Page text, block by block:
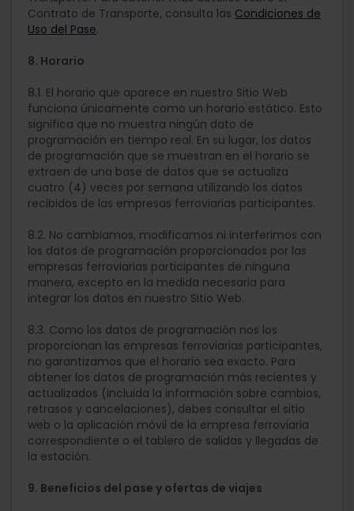
Contrato de Transporte, consulta las Condiciones de
Uso del Pase.
8. Horario
8.1. El horario que aparece en nuestro Sitio Web
funciona únicamente como un horario estático. Esto
significa que no muestra ningún dato de
programación en tiempo real. En su lugar, los datos
de programación que se muestran en el horario se
extraen de una base de datos que se actualiza
cuatro (4) veces por semana utilizando los datos
recibidos de las empresas ferroviarias participantes.
8.2. No cambiamos, modificamos ni interferimos con
los datos de programación proporcionados por las
empresas ferroviarias participantes de ninguna
manera, excepto en la medida necesaria para
integrar los datos en nuestro Sitio Web.
8.3. Como los datos de programación nos los
proporcionan las empresas ferroviarias participantes,
no garantizamos que el horario sea exacto. Para
obtener los datos de programación más recientes y
actualizados (incluida la información sobre cambios,
retrasos y cancelaciones), debes consultar el sitio
web o la aplicación móvil de la empresa ferroviaria
correspondiente o el tablero de salidas y llegadas de
la estación.
9. Beneficios del pase y ofertas de viajes